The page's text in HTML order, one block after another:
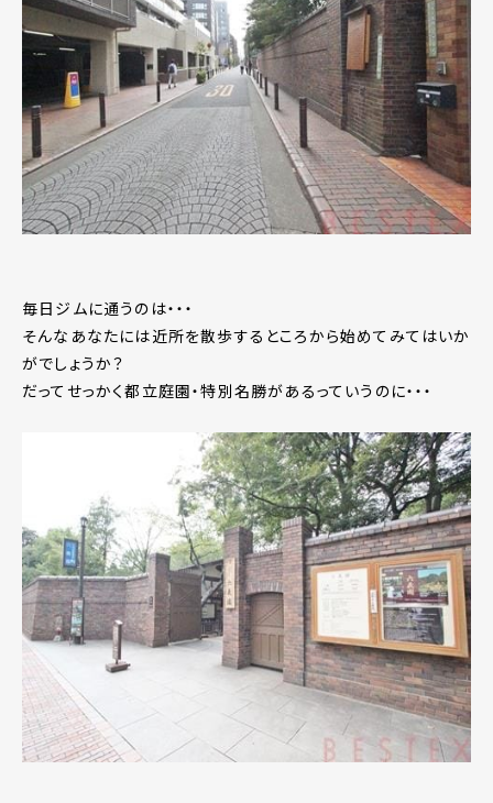
毎日ジムに通うのは・・・
そんなあなたには近所を散歩するところから始めてみてはいか
がでしょうか？
だってせっかく都立庭園・特別名勝があるっていうのに・・・